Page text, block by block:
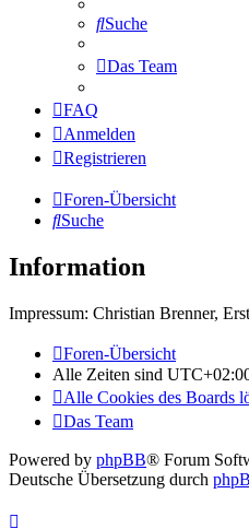
Suche
Das Team
FAQ
Anmelden
Registrieren
Foren-Übersicht
Suche
Information
Impressum: Christian Brenner,
Foren-Übersicht
Alle Zeiten sind
Alle Cookies des Boards
Das Team
Powered by phpBB® Forum
Deutsche Übersetzung durch